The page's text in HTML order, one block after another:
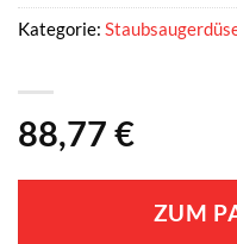
88,77 €
ZUM
Kategorie: